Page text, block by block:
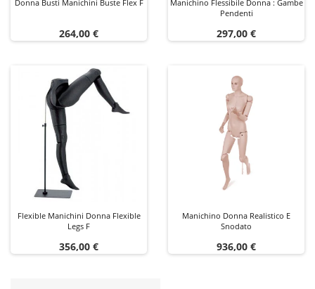
Donna Busti Manichini Buste Flex F
Prezzo
264,00 €
Manichino Flessibile Donna : Gambe
Pendenti
Prezzo
297,00 €
Flexible Manichini Donna Flexible
Legs F
Prezzo
356,00 €
Manichino Donna Realistico E
Snodato
Prezzo
936,00 €